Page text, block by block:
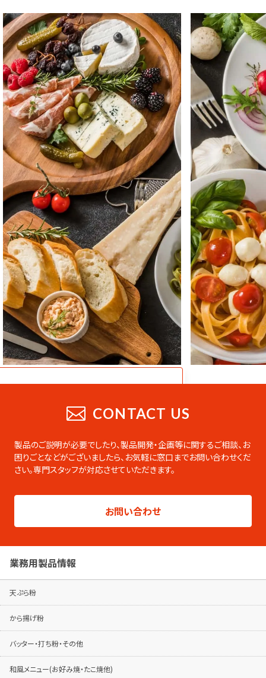
業務用総合カタログ
です。PDFのダウンロードやページの印刷な
ども可能です。
製品シリーズ毎のパンフレットは専用ページ
でご覧ください。
パンフレットはこちらから
CONTACT US
製品のご説明が必要でしたり、製品開発・企画等に関するご相談、お
困りごとなどがございましたら、 お気軽に窓口までお問い合わせくだ
さい。専門スタッフが対応させていただきます。
お問い合わせ
業務用製品情報
天ぷら粉
から揚げ粉
バッター・打ち粉・その他
和風メニュー(お好み焼・たこ焼他)